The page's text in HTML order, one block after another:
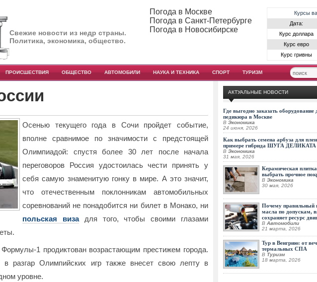
Свежие новости из недр страны.
Политика, экономика, общество.
Курсы
Дата:
Курс доллара
Курс евро
Курс гривны
Погода в Москве
Погода в Санкт-Петербурге
Погода в Новосибирске
ПРОИСШЕСТВИЯ ОБЩЕСТВО АВТОМОБИЛИ НАУКА И ТЕХНИКА СПОРТ ТУРИЗМ
Осенью текущего года в Сочи пройдет событие,
вполне сравнимое по значимости с предстоящей
Олимпиадой: спустя более 30 лет после начала
переговоров Россия удостоилась чести принять у
себя самую знаменитую гонку в мире. А это значит,
что отечественным поклонникам автомобильных
соревнований не понадобится ни билет в Монако, ни
польская визадля того, чтобы своими глазами
1 продиктован возрастающим престижем города.
в разгар Олимпийских игр также внесет свою лепту в
уровне.
АКТУАЛЬНЫЕ НОВОСТИ
Где выгодно заказать
педикюра в Москве
В Экономика
24 июня, 2026
Как выбрать семена арбуза для
примере гибрида ШУГА ДЕЛИКАТА
В Экономика
31 мая, 2026
Керамическая
выбрать прочное
В Экономика
30 мая, 2026
Почему правильный
масла по допускам,
сохраняет ресурс
В Автомобили
21 марта, 2026
Тур в Венгрию: от
термальных СПА
В Туризм
18 марта, 2026